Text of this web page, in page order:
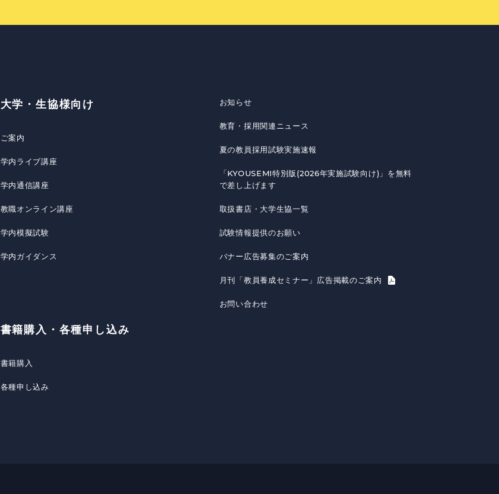
大学・生協様向け
ご案内
学内ライブ講座
学内通信講座
教職オンライン講座
学内模擬試験
学内ガイダンス
書籍購入・各種申し込み
書籍購入
各種申し込み
お知らせ
教育・採用関連ニュース
夏の教員採用試験実施速報
「KYOUSEMI特別版(2026年実施試験向け)」を無料
で差し上げます
取扱書店・大学生協一覧
試験情報提供のお願い
バナー広告募集のご案内
月刊「教員養成セミナー」広告掲載のご案内
お問い合わせ